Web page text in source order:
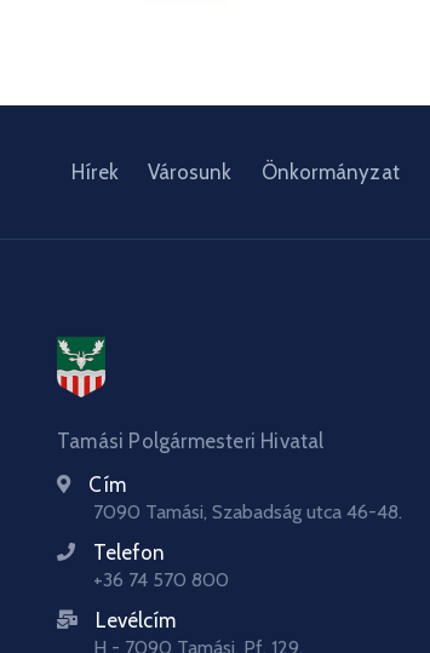
Hírek Városunk Önkormányzat
Tamási Polgármesteri Hivatal
Cím
7090 Tamási, Szabadság utca 46-48.
Telefon
+36 74 570 800
Levélcím
H - 7090 Tamási, Pf. 129.